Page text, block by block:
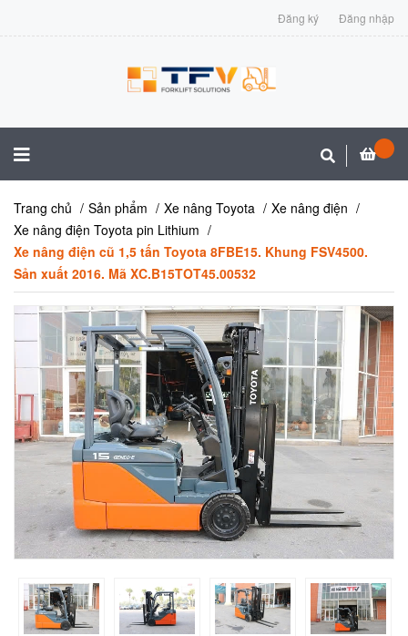
Đăng ký Đăng nhập
Trang chủ Sản phẩm Xe nâng Toyota
Xe nâng điện
Xe nâng điện Toyota pin Lithium
Xe nâng điện cũ 1,5 tấn Toyota 8FBE15. Khung FSV4500.
Sản xuất 2016. Mã XC.B15TOT45.00532